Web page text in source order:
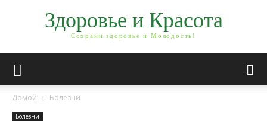
Здоровье и Красота
Сохрани здоровье и Молодость!
Домой Болезни
Болезни